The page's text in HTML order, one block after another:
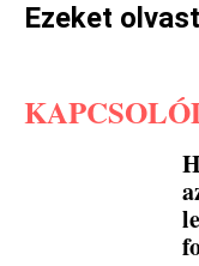
Ezeket